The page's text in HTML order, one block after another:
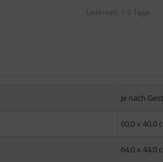
Lieferzeit: 1-2 Tage
Je nach
60,0 x 40,0
64,0 x 44,0